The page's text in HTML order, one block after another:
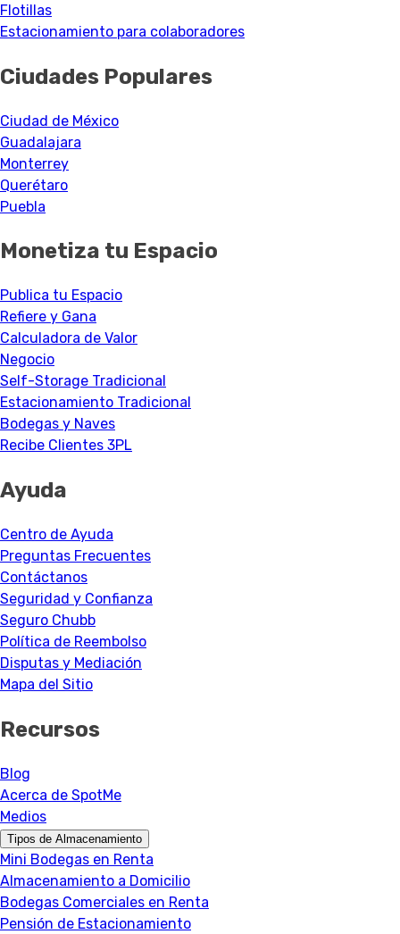
Flotillas
Estacionamiento para colaboradores
Ciudades Populares
Ciudad de México
Guadalajara
Monterrey
Querétaro
Puebla
Monetiza tu Espacio
Publica tu Espacio
Refiere y Gana
Calculadora de Valor
Negocio
Self-Storage Tradicional
Estacionamiento Tradicional
Bodegas y Naves
Recibe Clientes 3PL
Ayuda
Centro de Ayuda
Preguntas Frecuentes
Contáctanos
Seguridad y Confianza
Seguro Chubb
Política de Reembolso
Disputas y Mediación
Mapa del Sitio
Recursos
Blog
Acerca de SpotMe
Medios
Tipos de Almacenamiento
Mini Bodegas en Renta
Almacenamiento a Domicilio
Bodegas Comerciales en Renta
Pensión de Estacionamiento